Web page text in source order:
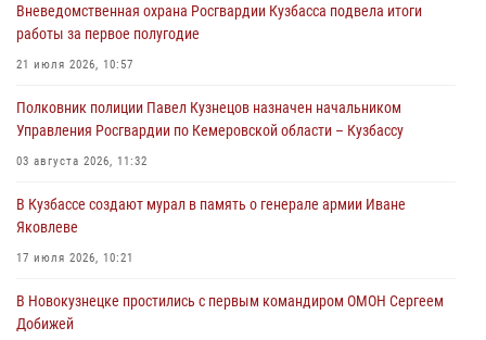
Росгвардейцы задержали предполагаемого виновника причинения
ножевого ранения кемеровчанину
06 августа 2026, 09:18
Росгвардейцы задержали мужчину, повредившего имущество
горожанки
06 августа 2026, 08:17
Росгвардейцы пресекли противоправные действия и защитили
новокузнечанку от агрессивного знакомого
06 августа 2026, 07:16
Вневедомственная охрана Росгвардии Кузбасса подвела итоги
работы за первое полугодие
21 июля 2026, 10:57
Полковник полиции Павел Кузнецов назначен начальником
Управления Росгвардии по Кемеровской области – Кузбассу
03 августа 2026, 11:32
В Кузбассе создают мурал в память о генерале армии Иване
Яковлеве
17 июля 2026, 10:21
В Новокузнецке простились с первым командиром ОМОН Сергеем
Добижей